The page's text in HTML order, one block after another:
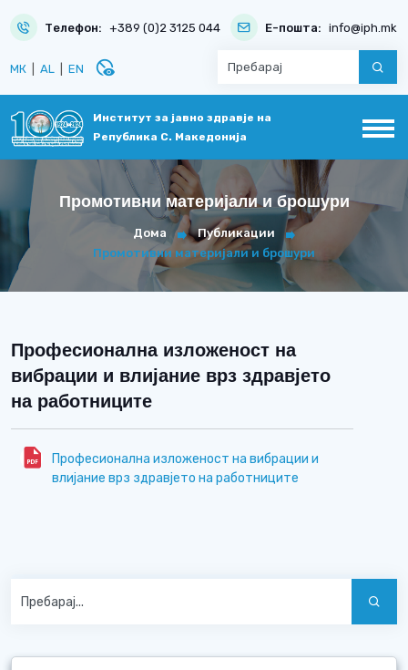
Телефон: +389 (0)2 3125 044 Е-пошта: info@iph.mk
МК AL EN disabled_visible
Институт за јавно здравје на
Република С. Македонија
Промотивни материјали и брошури
Дома
Публикации
Промотивни материјали и брошури
Професионална изложеност на
вибрации и влијание врз здравјето
на работниците
Професионална изложеност на вибрации и
влијание врз здравјето на работниците